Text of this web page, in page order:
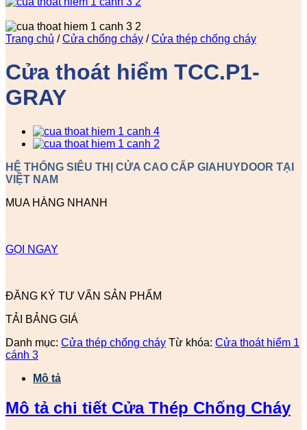
Trang chủ / Cửa chống cháy / Cửa thép chống cháy
Cửa thoát hiểm TCC.P1-
GRAY
HỆ THỐNG SIÊU THỊ CỬA CAO CẤP GIAHUYDOOR TẠI
VIỆT NAM
MUA HÀNG NHANH
GỌI NGAY
ĐĂNG KÝ TƯ VẤN SẢN PHẨM
TẢI BẢNG GIÁ
Danh mục: Cửa thép chống cháy Từ khóa: Cửa thoát hiểm 1
cánh 3
Mô tả
Mô tả chi tiết Cửa Thép Chống Cháy